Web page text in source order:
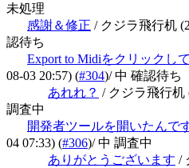
未処理
感謝＆修正 / クジラ飛行机
認待ち
Export to Midiをクリックし
08-03 20:57) (#304)/ 中 確認待ち
あれれ？ / クジラ飛行机
調査中
開発者ツールを開いたんで
04 07:33) (#306)/ 中 調査中
ありがとうございます /